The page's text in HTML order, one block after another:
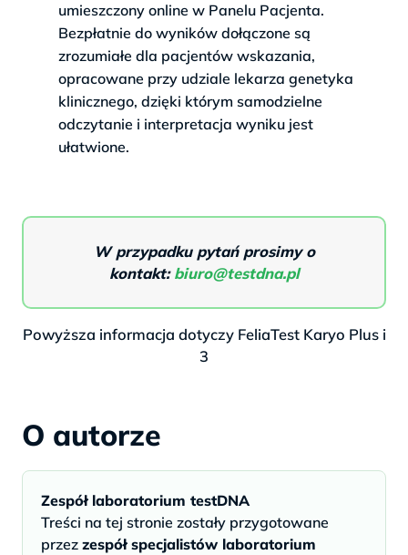
umieszczony online w Panelu Pacjenta.
Bezpłatnie do wyników dołączone są
zrozumiałe dla pacjentów wskazania,
opracowane przy udziale lekarza genetyka
klinicznego, dzięki którym samodzielne
odczytanie i interpretacja wyniku jest
ułatwione.
W przypadku pytań prosimy o
kontakt:biuro@testdna.pl
Powyższa informacja dotyczy FeliaTest Karyo Plus i
3
O autorze
Zespół laboratorium testDNA
Treści na tej stronie zostały przygotowane
przez zespół specjalistów laboratorium